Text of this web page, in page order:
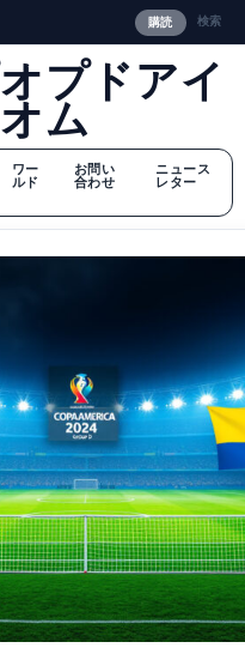
購読 検索
プドアイ
ム
ワー
ルド
お問い
合わせ
ニュース
レター